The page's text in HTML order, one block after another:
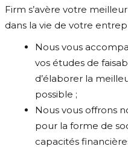
Firm s’avère votre
dans la vie de votre
Nous vous
vos études de
d’élaborer la
possible ;
Nous vous offrons
pour la forme de
capacités